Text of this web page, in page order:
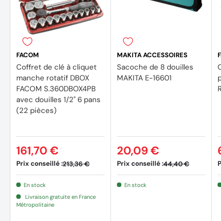
Rallonge 1/2" S.215 :
Finition chromée brillante
Normes : NF ISO 3316, ISO 3316, DIN 3123, ASME B107.10
Longueur : 250 mm
Cardan universel 1/2 " S.240A :
Articulation freinée par ressort : reste en position pour
d'accès
Finition chromée brillante et rivets phosphatés
Normes : NF ISO 3316, ISO 3316, DIN 3123, ASME B107.10
Poids : 3 kg
Accessoires
1 x plateau thermoformé PL.M01
FACOM
Coffret de clé à cliquet
manche rotatif DBOX
FACOM S.360DBOX4PB
avec douilles 1/2'' 6 pans
(22 pièces)
Prix conseillé :213,36 €
161,70 €
En stock
Livraison gratuite en France
Métropolitaine
MAKITA ACCESSOIRES
Sacoche de 8 douilles
MAKITA E-16601
Prix conseillé :44,40 €
20,09 €
En stock